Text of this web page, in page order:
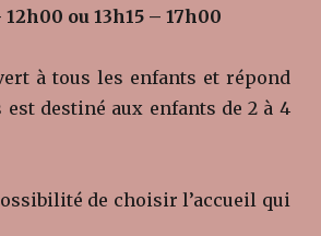
12h00 ou 13h15 – 17h00
à tous les enfants et répond
destiné aux enfants de 2 à 4
de choisir l’accueil qui